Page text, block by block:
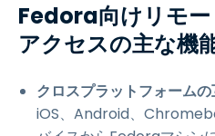
Fedora向けリモ
アクセスの主な機
クロスプラットフォーム
iOS、Android、